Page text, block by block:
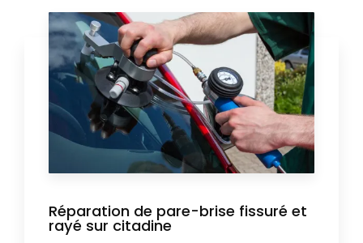
Réparation de pare-brise fissuré et
rayé sur citadine